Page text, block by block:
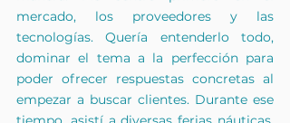
mercado, los proveedores y las
tecnologías. Quería entenderlo todo,
dominar el tema a la perfección para
poder ofrecer respuestas concretas al
empezar a buscar clientes. Durante ese